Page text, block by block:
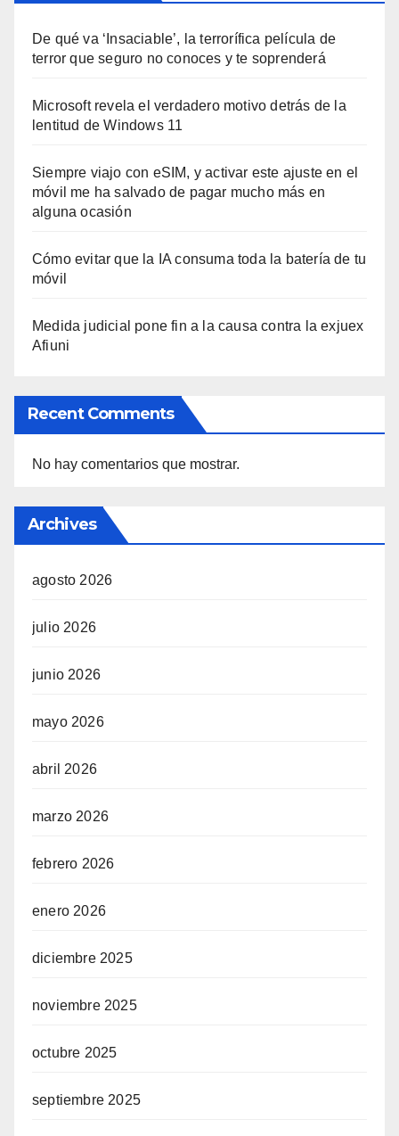
De qué va ‘Insaciable’, la terrorífica película de
terror que seguro no conoces y te soprenderá
Microsoft revela el verdadero motivo detrás de la
lentitud de Windows 11
Siempre viajo con eSIM, y activar este ajuste en el
móvil me ha salvado de pagar mucho más en
alguna ocasión
Cómo evitar que la IA consuma toda la batería de tu
móvil
Medida judicial pone fin a la causa contra la exjuex
Afiuni
Recent Comments
No hay comentarios que mostrar.
Archives
agosto 2026
julio 2026
junio 2026
mayo 2026
abril 2026
marzo 2026
febrero 2026
enero 2026
diciembre 2025
noviembre 2025
octubre 2025
septiembre 2025